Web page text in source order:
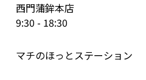
西門蒲鉾本店
9:30 - 18:30
マチのほっとステーション